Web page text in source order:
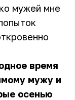
мужей мне
время
мужу и
осенью